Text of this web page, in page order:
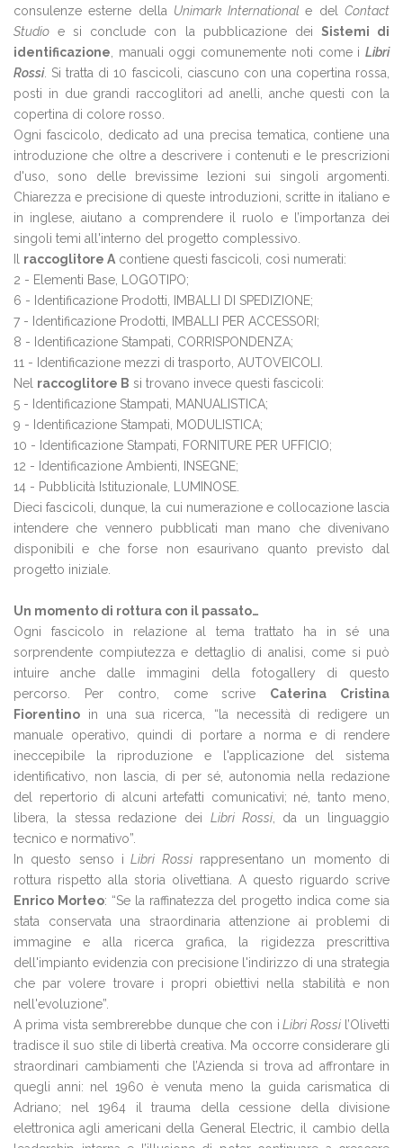
consulenze esterne della Unimark Internationale delContact
Studio e si conclude con la pubblicazione dei Sistemi di
identificazione , manuali oggi comunemente noti come i Libri
Rossi. Si tratta di 10 fascicoli, ciascuno con una copertina rossa,
posti in due grandi raccoglitori ad anelli, anche questi con la
copertina di colore rosso.
Ogni fascicolo, dedicato ad una precisa tematica, contiene una
introduzione che oltre a descrivere i contenuti e le prescrizioni
d'uso, sono delle brevissime lezioni sui singoli argomenti.
Chiarezza e precisione di queste introduzioni, scritte in italiano e
in inglese, aiutano a comprendere il ruolo e l’importanza dei
singoli temi all'interno del progetto complessivo.
raccoglitore A contiene questi fascicoli, così numerati:
2 - Elementi Base, LOGOTIPO;
6 - Identificazione Prodotti, IMBALLI DI SPEDIZIONE;
7 - Identificazione Prodotti, IMBALLI PER ACCESSORI;
8 - Identificazione Stampati, CORRISPONDENZA;
11 - Identificazione mezzi di trasporto, AUTOVEICOLI.
Nel raccoglitore B si trovano invece questi fascicoli:
5 - Identificazione Stampati, MANUALISTICA;
9 - Identificazione Stampati, MODULISTICA;
10 - Identificazione Stampati, FORNITURE PER UFFICIO;
12 - Identificazione Ambienti, INSEGNE;
14 - Pubblicità Istituzionale, LUMINOSE.
Dieci fascicoli, dunque, la cui numerazione e collocazione lascia
intendere che vennero pubblicati man mano che divenivano
disponibili e che forse non esaurivano quanto previsto dal
progetto iniziale.
Un momento di rottura con il passato…
Ogni fascicolo in relazione al tema trattato ha in sé una
sorprendente compiutezza e dettaglio di analisi, come si può
intuire anche dalle immagini della fotogallery di questo
percorso. Per contro, come scrive Caterina Cristina
Fiorentino in una sua ricerca, “la necessità di redigere un
manuale operativo, quindi di portare a norma e di rendere
ineccepibile la riproduzione e l'applicazione del sistema
identificativo, non lascia, di per sé, autonomia nella redazione
del repertorio di alcuni artefatti comunicativi; né, tanto meno,
libera, la stessa redazione dei Libri Rossi, da un linguaggio
tecnico e normativo”.
In questo senso i Libri Rossirappresentano un momento di
rottura rispetto alla storia olivettiana. A questo riguardo scrive
Enrico Morteo: “Se la raffinatezza del progetto indica come sia
stata conservata una straordinaria attenzione ai problemi di
immagine e alla ricerca grafica, la rigidezza prescrittiva
dell'impianto evidenzia con precisione l'indirizzo di una strategia
che par volere trovare i propri obiettivi nella stabilità e non
nell'evoluzione”.
A prima vista sembrerebbe dunque che con i Libri Rossil’Olivetti
tradisce il suo stile di libertà creativa. Ma occorre considerare gli
straordinari cambiamenti che l’Azienda si trova ad affrontare in
quegli anni: nel 1960 è venuta meno la guida carismatica di
Adriano; nel 1964 il trauma della cessione della divisione
elettronica agli americani della General Electric, il cambio della